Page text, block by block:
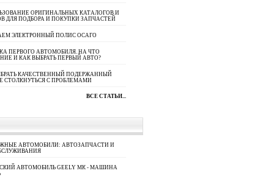
ОРИГИНАЛЬНЫХ КАТАЛОГОВ И
ДЛЯ ПОДБОРА И ПОКУПКИ ЗАПЧАСТЕЙ
ЭЛЕКТРОННЫЙ ПОЛИС ОСАГО
ПЕРВОГО АВТОМОБИЛЯ. НА ЧТО
И КАК ВЫБРАТЬ ПЕРВЫЙ АВТО?
КАЧЕСТВЕННЫЙ ПОДЕРЖАННЫЙ
СТОЛКНУТЬСЯ С ПРОБЛЕМАМИ
ВСЕ СТАТЬИ...
АВТОМОБИЛИ: АВТОЗАПЧАСТИ И
АВТОМОБИЛЬ GEELY МК - МАШИНА